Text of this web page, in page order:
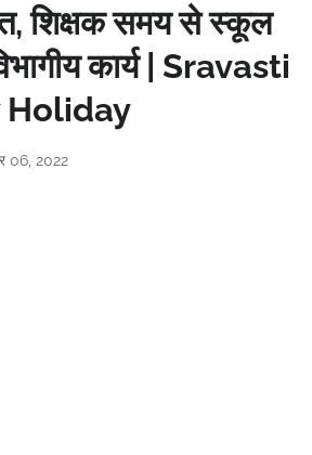
शिक्षक समय से स्कूल
कार्य | Sravasti
Holiday
06, 2022